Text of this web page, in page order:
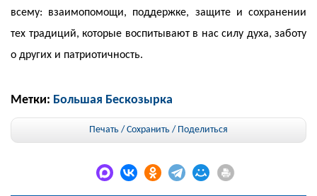
всему: взаимопомощи, поддержке, защите и сохранении
тех традиций, которые воспитывают в нас силу духа, заботу
о других и патриотичность.
Метки: Большая Бескозырка
Печать / Сохранить / Поделиться